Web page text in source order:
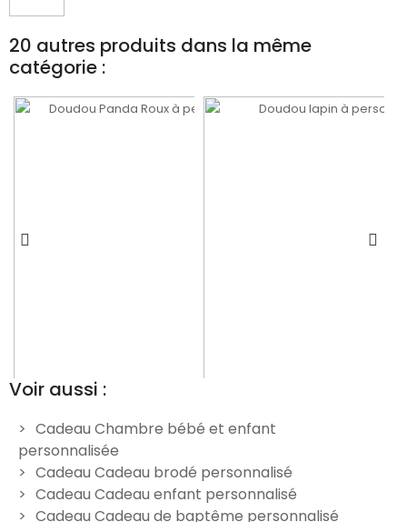
20 autres produits dans la même
catégorie :
Doudou Panda Roux à
personnaliser - Ours rose
24,90 €
Doudou lapin à
personnaliser - Lune Rose
19,90 €
Voir aussi :
Cadeau Chambre bébé et enfant
personnalisée
Cadeau Cadeau brodé personnalisé
Cadeau Cadeau enfant personnalisé
Cadeau Cadeau de baptême personnalisé